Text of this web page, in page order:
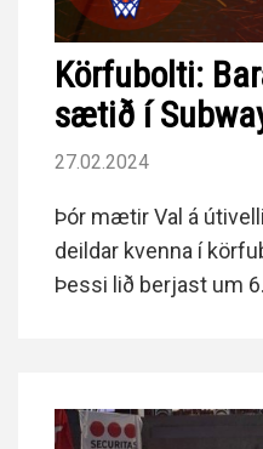
Körfubolti:
sætið í
27.02.2024
Þór mætir Val á
deildar kvenna í
Þessi lið berjast um